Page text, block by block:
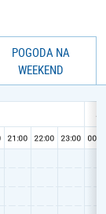
POGODA NA
WEEKEND